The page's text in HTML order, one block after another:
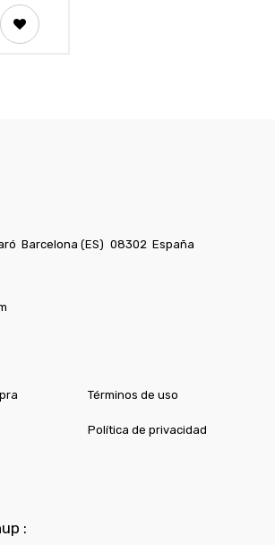
Barcelona (ES) 08302 España
Términos de uso
Política de privacidad
: